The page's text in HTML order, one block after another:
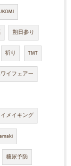
朔日参り
祈り TMT
イフェアー
メイキング
糖尿予防